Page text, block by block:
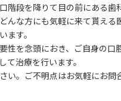
段を降りて目の前にある歯
んな方にも気軽に来て貰え
ます。
性を念頭におき、ご自身の
て治療を行います。
い。ご不明点はお気軽にお問